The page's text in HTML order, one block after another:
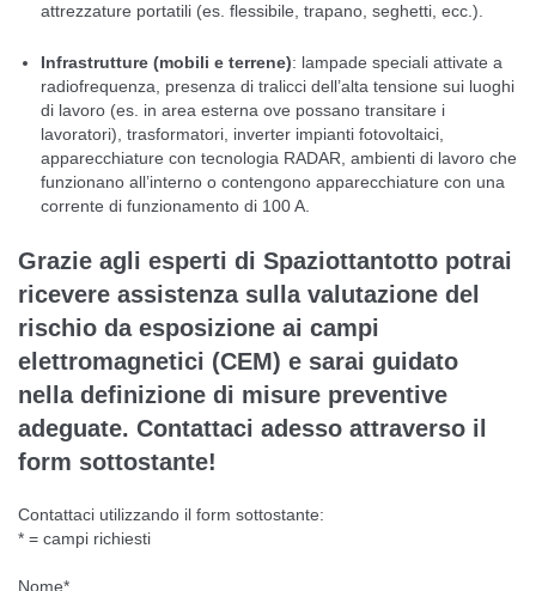
attrezzature portatili (es. flessibile, trapano, seghetti, ecc.).
Infrastrutture (mobili e terrene): lampade speciali attivate a
radiofrequenza, presenza di tralicci dell’alta tensione sui luoghi
di lavoro (es. in area esterna ove possano transitare i
lavoratori), trasformatori, inverter impianti fotovoltaici,
apparecchiature con tecnologia RADAR, ambienti di lavoro che
funzionano all’interno o contengono apparecchiature con una
corrente di funzionamento di 100 A.
Grazie agli esperti di Spaziottantotto potrai
ricevere assistenza sulla valutazione del
rischio da esposizione ai campi
elettromagnetici (CEM) e sarai guidato
nella definizione di misure preventive
adeguate. Contattaci adesso attraverso il
form sottostante!
Contattaci utilizzando il form sottostante:
* = campi richiesti
Nome*